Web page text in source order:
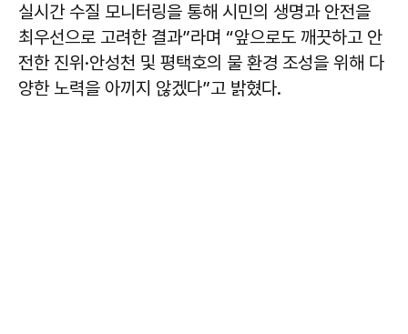
실시간 수질 모니터링을 통해 시민의 생명과 안전을
최우선으로 고려한 결과”라며 “앞으로도 깨끗하고 안
전한 진위·안성천 및 평택호의 물 환경 조성을 위해 다
양한 노력을 아끼지 않겠다”고 밝혔다.